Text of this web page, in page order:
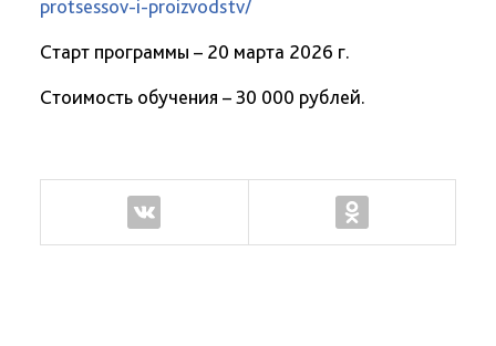
protsessov-i-proizvodstv/
Старт программы – 20 марта 2026 г.
Стоимость обучения – 30 000 рублей.